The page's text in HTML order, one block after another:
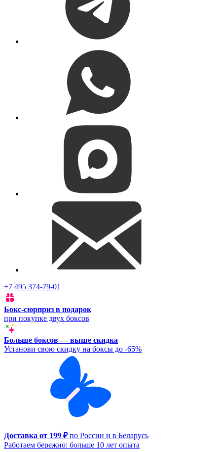
+7 495 374-79-01
Бокс-сюрприз в подарок
при покупке двух боксов
Больше боксов — выше скидка
Установи свою скидку на боксы до -65%
Доставка от 199 ₽по России и в Беларусь
Работаем бережно: больше 10 лет опыта